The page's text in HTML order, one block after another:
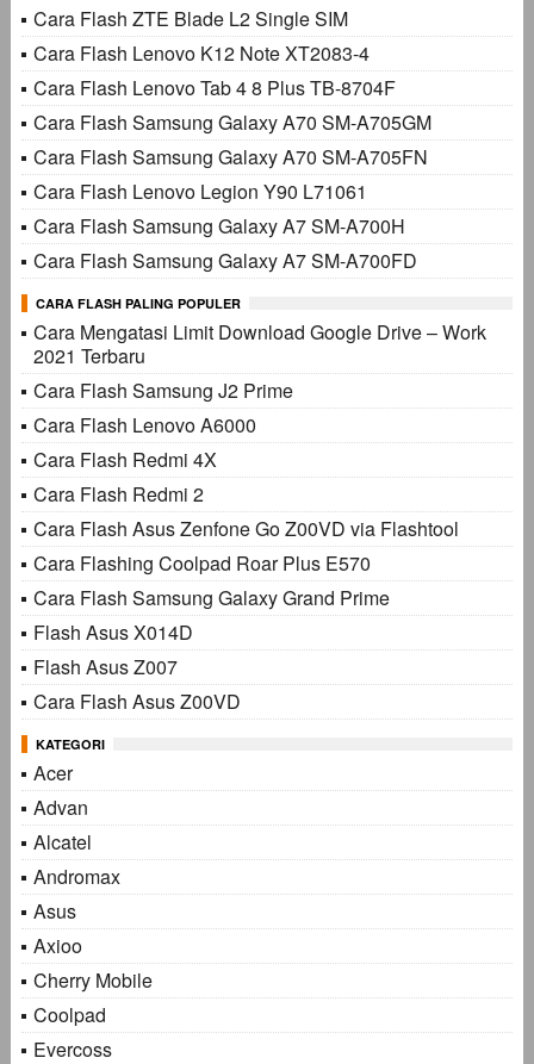
Cara Flash ZTE Blade L2 Single SIM
Cara Flash Lenovo K12 Note XT2083-4
Cara Flash Lenovo Tab 4 8 Plus TB-8704F
Cara Flash Samsung Galaxy A70 SM-A705GM
Cara Flash Samsung Galaxy A70 SM-A705FN
Cara Flash Lenovo Legion Y90 L71061
Cara Flash Samsung Galaxy A7 SM-A700H
Cara Flash Samsung Galaxy A7 SM-A700FD
CARA FLASH PALING POPULER
Cara Mengatasi Limit Download Google Drive – Work
2021 Terbaru
Cara Flash Samsung J2 Prime
Cara Flash Lenovo A6000
Cara Flash Redmi 4X
Cara Flash Redmi 2
Cara Flash Asus Zenfone Go Z00VD via Flashtool
Cara Flashing Coolpad Roar Plus E570
Cara Flash Samsung Galaxy Grand Prime
Flash Asus X014D
Flash Asus Z007
Cara Flash Asus Z00VD
KATEGORI
Acer
Advan
Alcatel
Andromax
Asus
Axioo
Cherry Mobile
Coolpad
Evercoss